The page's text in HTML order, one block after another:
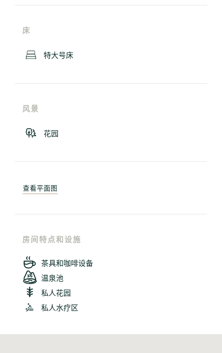
床
特大号床
风景
花园
查看平面图
房间特点和设施
茶具和咖啡设备
温泉池
私人花园
私人水疗区